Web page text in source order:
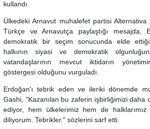
kullandı.
Ülkedeki Arnavut muhalefet partisi
Türkçe ve Arnavutça paylaştığı mesajda,
demokratik bir seçim sonucunda elde
halkının siyasi ve demokratik
vatandaşlarının mevcut iktidarın
göstergesi olduğunu vurguladı.
Erdoğan'ı tebrik eden ve ileriki dönemde
Gashi, "Kazanılan bu zaferin işbirliğimizi daha
ediyor, hem ülkelerimiz hem de halklarımız
diliyorum. Tebrikler." sözlerini sarf etti.